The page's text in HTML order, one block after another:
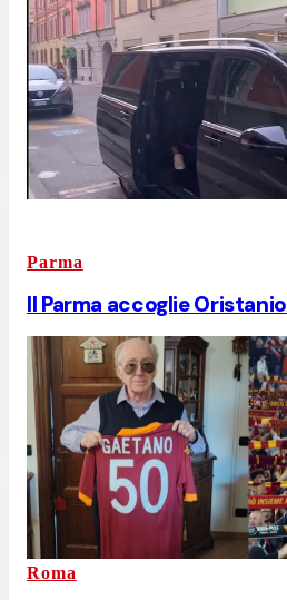
Parma
Il Parma accoglie Oristanio
Roma